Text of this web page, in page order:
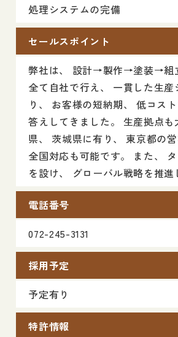
処理システムの完備
セールスポイント
弊社は、 設計→製作→塗装→組
全て自社で行え、 一貫した生産
り、 お客様の短納期、 低コス
答えしてきました。 生産拠点も
県、 茨城県に有り、 東京都の
全国対応も可能です。 また、
を設け、 グローバル戦略を推進
電話番号
072-245-3131
採用予定
予定有り
特許情報